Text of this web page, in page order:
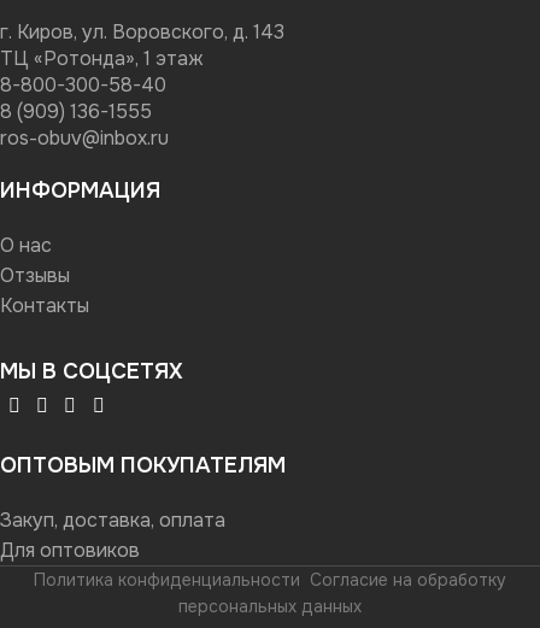
г. Киров, ул. Воровского, д. 143
ТЦ «Ротонда», 1 этаж
8-800-300-58-40
8 (909) 136-1555
ros-obuv@inbox.ru
ИНФОРМАЦИЯ
О нас
Отзывы
Контакты
МЫ В СОЦСЕТЯХ
ОПТОВЫМ ПОКУПАТЕЛЯМ
Закуп, доставка, оплата
Для оптовиков
Политика конфиденциальности Согласие на обработку
персональных данных